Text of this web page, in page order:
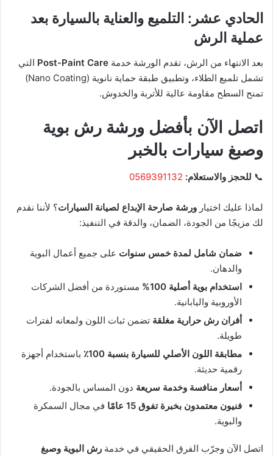
الحادي عشر: التلميع والعناية بالسيارة بعد
عملية الرش
بعد الانتهاء من الرش، تقدم الورشة خدمة Post-Paint Care التي
تشمل تلميع الطلاء، وتطبيق طبقة حماية نانوية (Nano Coating)
تمنح السطح مقاومة عالية للأتربة والخدوش.
اتصل الآن بأفضل ورشة رش بوية
وصبغ سيارات بالخبر
📞 للحجز والاستعلام: 0569391132
لماذا عليك اختيار ورشة صارحة الإبداع لصيانة السيارات؟ لأننا نقدم
لك مزيجًا من الجودة، الضمان، والدقة في التنفيذ:
ضمان شامل لمدة خمس سنوات على جميع أعمال البوية
والدهان.
استخدام بوية أصلية 100%
مستوردة من أفضل الشركات
الأوروبية واليابانية.
أفران رش حرارية مغلقة تضمن ثبات اللون ولمعانه لفترات
طويلة.
مطابقة اللون الأصلي للسيارة بنسبة 100٪
باستخدام أجهزة
رقمية حديثة.
أسعار منافسة وخدمة سريعة دون المساس بالجودة.
فنيون معتمدون بخبرة تفوق 15 عامًا
في مجال السمكرة
والبوية.
اتصل الآن وجرّب الفرق الحقيقي في خدمة رش البوية وصبغ